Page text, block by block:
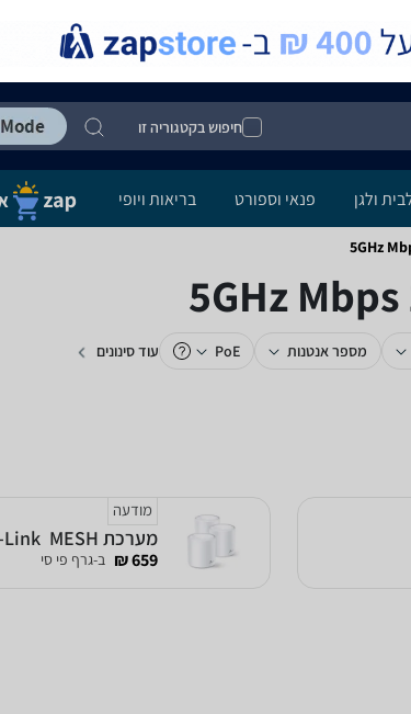
חיפוש בקטגוריה זו
ולגן פנאי וספורט בריאות ויופי
מספר אנטנות PoE
עוד סינונים
מודעה
מערכת MESH ‏ Deco X20 AX1800 Mesh 3-Pack TP-Link מתצוגה\ביטולי עסקה
659 ₪ ב-גרף פי סי